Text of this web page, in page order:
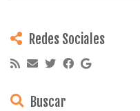
Redes Sociales
Buscar